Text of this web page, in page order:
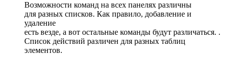
Возможности команд на всех панелях различны
для разных списков. Как правило, добавление и
удаление
есть везде, а вот остальные команды будут различаться. .
Список действий различен для разных таблиц
элементов.